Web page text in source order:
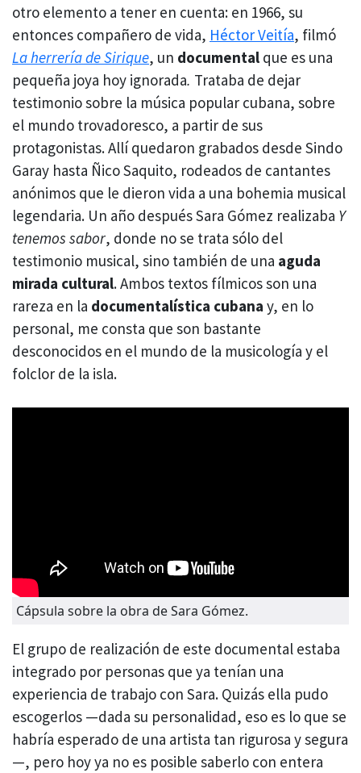
otro elemento a tener en cuenta: en 1966, su
entonces compañero de vida, Héctor Veitía, filmó
La herrería de Sirique, un documental que es una
pequeña joya hoy ignorada. Trataba de dejar
testimonio sobre la música popular cubana, sobre
el mundo trovadoresco, a partir de sus
protagonistas. Allí quedaron grabados desde Sindo
Garay hasta Ñico Saquito, rodeados de cantantes
anónimos que le dieron vida a una bohemia musical
legendaria. Un año después Sara Gómez realizaba Y
tenemos sabor, donde no se trata sólo del
testimonio musical, sino también de una aguda
mirada cultural. Ambos textos fílmicos son una
rareza en la documentalística cubana y, en lo
personal, me consta que son bastante
desconocidos en el mundo de la musicología y el
folclor de la isla.
Cápsula sobre la obra de Sara Gómez.
El grupo de realización de este documental estaba
integrado por personas que ya tenían una
experiencia de trabajo con Sara. Quizás ella pudo
escogerlos —dada su personalidad, eso es lo que se
habría esperado de una artista tan rigurosa y segura
—, pero hoy ya no es posible saberlo con entera